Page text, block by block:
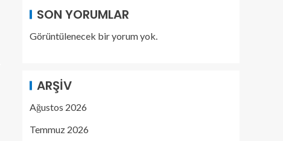
SON YORUMLAR
Görüntülenecek bir yorum yok.
ARŞIV
Ağustos 2026
Temmuz 2026